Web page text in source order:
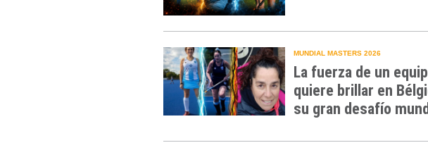
MUNDIAL MASTERS 2026
La fuerza de un
quiere brillar en
su gran desafío